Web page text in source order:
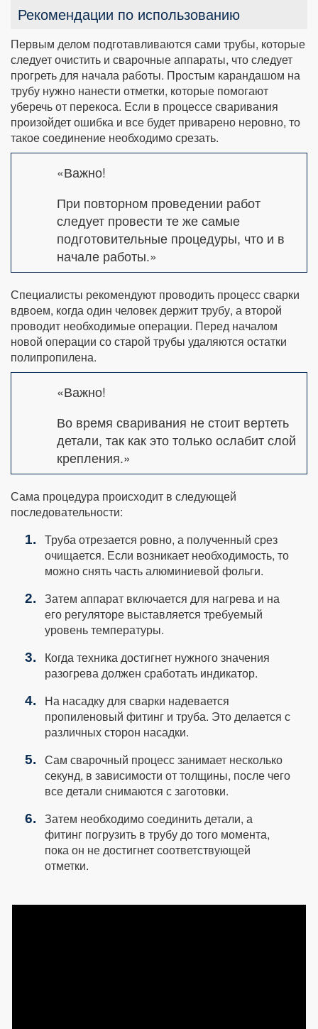
Рекомендации по использованию
Первым делом подготавливаются сами трубы, которые
следует очистить и сварочные аппараты, что следует
прогреть для начала работы. Простым карандашом на
трубу нужно нанести отметки, которые помогают
уберечь от перекоса. Если в процессе сваривания
произойдет ошибка и все будет приварено неровно, то
такое соединение необходимо срезать.
«Важно!
При повторном проведении работ
следует провести те же самые
подготовительные процедуры, что и в
начале работы.»
Специалисты рекомендуют проводить процесс сварки
вдвоем, когда один человек держит трубу, а второй
проводит необходимые операции. Перед началом
новой операции со старой трубы удаляются остатки
полипропилена.
«Важно!
Во время сваривания не стоит вертеть
детали, так как это только ослабит слой
крепления.»
Сама процедура происходит в следующей
последовательности:
Труба отрезается ровно, а полученный срез
очищается. Если возникает необходимость, то
можно снять часть алюминиевой фольги.
Затем аппарат включается для нагрева и на
его регуляторе выставляется требуемый
уровень температуры.
Когда техника достигнет нужного значения
разогрева должен сработать индикатор.
На насадку для сварки надевается
пропиленовый фитинг и труба. Это делается с
различных сторон насадки.
Сам сварочный процесс занимает несколько
секунд, в зависимости от толщины, после чего
все детали снимаются с заготовки.
Затем необходимо соединить детали, а
фитинг погрузить в трубу до того момента,
пока он не достигнет соответствующей
отметки.